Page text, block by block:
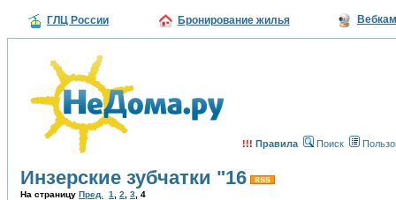
ГЛЦ России Бронирование жилья
!!! Правила Поиск
Инзерские зубчатки "16
На страницу Пред. 1 2 3 4